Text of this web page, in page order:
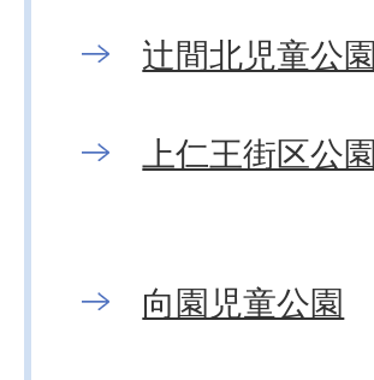
辻間北児童公園
上仁王街区公園
向園児童公園